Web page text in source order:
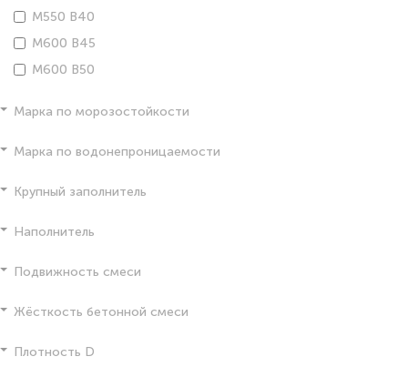
М550 В40
М600 В45
М600 В50
Марка по морозостойкости
Марка по водонепроницаемости
Крупный заполнитель
Наполнитель
Подвижность смеси
Жёсткость бетонной смеси
Плотность D